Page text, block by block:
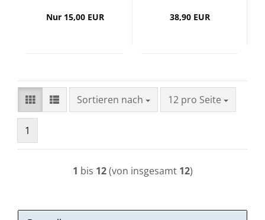
Nur 15,00 EUR 38,90 EUR
Sortieren nach
Sortieren nach 12 pro Seite
pro Seite
1
1 bis 12(von insgesamt 12)